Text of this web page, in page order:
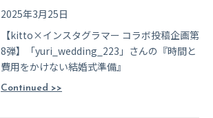
2025年3月25日
【kitto×インスタグラマー コラボ投稿企画第
8弾】「yuri_wedding_223」さんの『時間と
費用をかけない結婚式準備』
Continued >>